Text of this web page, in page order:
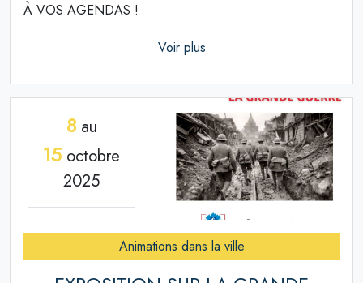
À VOS AGENDAS !
Voir plus
8au
15 octobre
2025
Animations dans la ville